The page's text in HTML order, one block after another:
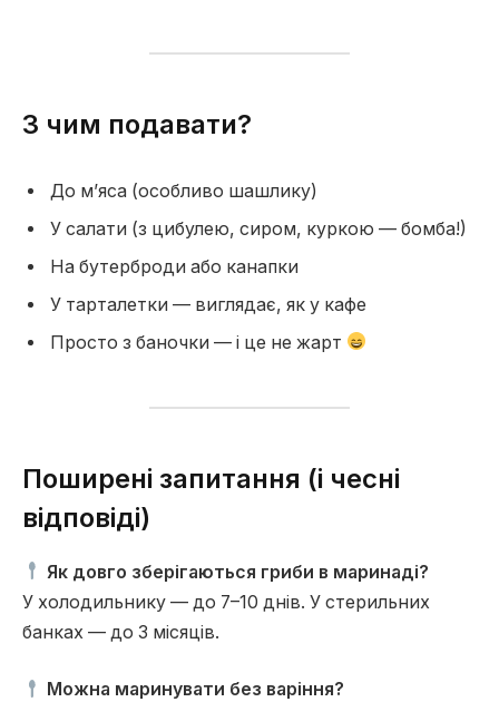
З чим подавати?
До м’яса (особливо шашлику)
У салати (з цибулею, сиром, куркою — бомба!)
На бутерброди або канапки
У тарталетки — виглядає, як у кафе
Просто з баночки — і це не жарт
Поширені запитання (і чесні
відповіді)
Як довго зберігаються гриби в маринаді?
У холодильнику — до 7–10 днів. У стерильних
банках — до 3 місяців.
Можна маринувати без варіння?